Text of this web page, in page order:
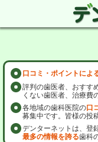
口コミ・ポイントによ
評判の歯医者、おすす
くない歯医者、治療費
各地域の歯科医院の口
募集中です。皆様の投
デンターネットは、登
最多の情報を誇る歯科